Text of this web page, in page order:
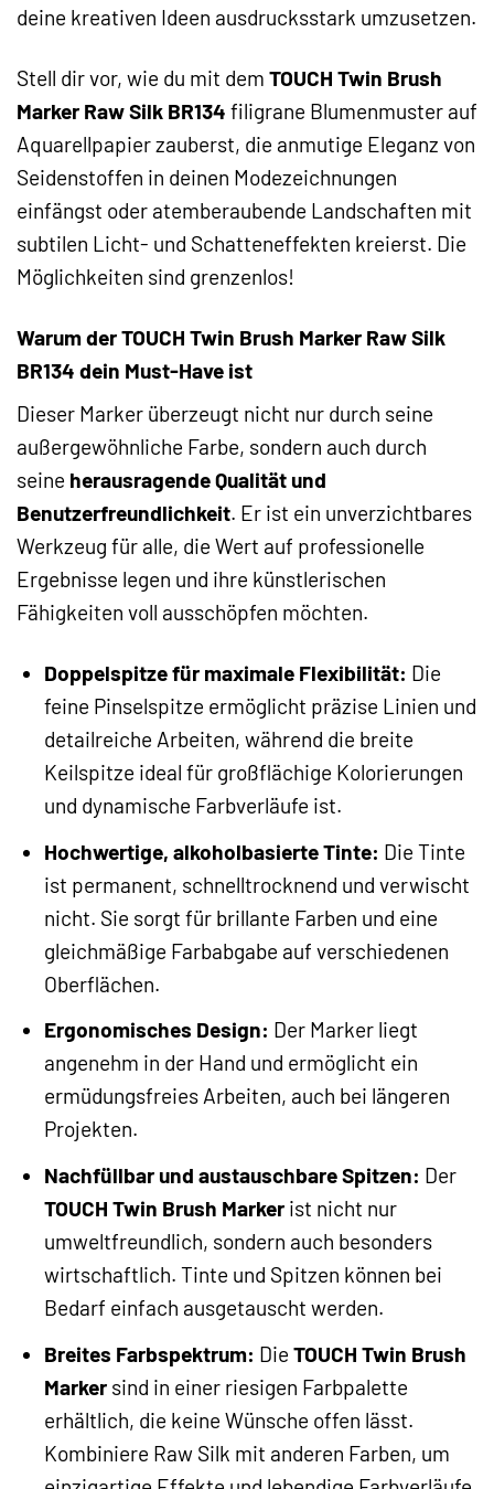
deine kreativen Ideen ausdrucksstark umzusetzen.
Stell dir vor, wie du mit dem TOUCH Twin Brush
Marker Raw Silk BR134 filigrane Blumenmuster auf
Aquarellpapier zauberst, die anmutige Eleganz von
Seidenstoffen in deinen Modezeichnungen
einfängst oder atemberaubende Landschaften mit
subtilen Licht- und Schatteneffekten kreierst. Die
Möglichkeiten sind grenzenlos!
Warum der TOUCH Twin Brush Marker Raw Silk
BR134 dein Must-Have ist
Dieser Marker überzeugt nicht nur durch seine
außergewöhnliche Farbe, sondern auch durch
seine herausragende Qualität und
Benutzerfreundlichkeit. Er ist ein unverzichtbares
Werkzeug für alle, die Wert auf professionelle
Ergebnisse legen und ihre künstlerischen
Fähigkeiten voll ausschöpfen möchten.
Doppelspitze für maximale Flexibilität: Die
feine Pinselspitze ermöglicht präzise Linien und
detailreiche Arbeiten, während die breite
Keilspitze ideal für großflächige Kolorierungen
und dynamische Farbverläufe ist.
Hochwertige, alkoholbasierte Tinte: Die Tinte
ist permanent, schnelltrocknend und verwischt
nicht. Sie sorgt für brillante Farben und eine
gleichmäßige Farbabgabe auf verschiedenen
Oberflächen.
Ergonomisches Design: Der Marker liegt
angenehm in der Hand und ermöglicht ein
ermüdungsfreies Arbeiten, auch bei längeren
Projekten.
Nachfüllbar und austauschbare Spitzen: Der
TOUCH Twin Brush Markerist nicht nur
umweltfreundlich, sondern auch besonders
wirtschaftlich. Tinte und Spitzen können bei
Bedarf einfach ausgetauscht werden.
Breites Farbspektrum: Die TOUCH Twin Brush
Markersind in einer riesigen Farbpalette
erhältlich, die keine Wünsche offen lässt.
Kombiniere Raw Silk mit anderen Farben, um